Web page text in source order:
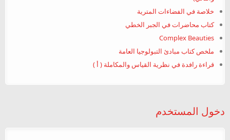
خلاصة في الفضاءات المترية
كتاب محاضرات في الجبر الخطي
Complex Beauties
ملخص كتاب مبادئ التبولوجيا العامة
قراءة رافدة في نظرية القياس والمكاملة ( أ )
دخول المستخدم